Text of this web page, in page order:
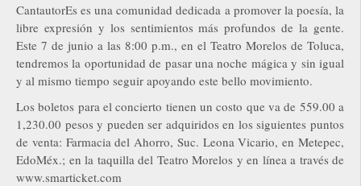
CantautorEs es una comunidad dedicada a promover la poesía, la
libre expresión y los sentimientos más profundos de la gente.
Este 7 de junio a las 8:00 p.m., en el Teatro Morelos de Toluca,
tendremos la oportunidad de pasar una noche mágica y sin igual
y al mismo tiempo seguir apoyando este bello movimiento.
Los boletos para el concierto tienen un costo que va de 559.00 a
1,230.00 pesos y pueden ser adquiridos en los siguientes puntos
de venta: Farmacia del Ahorro, Suc. Leona Vicario, en Metepec,
EdoMéx.; en la taquilla del Teatro Morelos y en línea a través de
www.smarticket.com